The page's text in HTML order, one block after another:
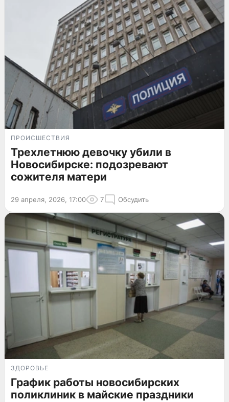
ПРОИСШЕСТВИЯ
Трехлетнюю девочку убили в
Новосибирске: подозревают
сожителя матери
29 апреля, 2026, 17:00 7 Обсудить
ЗДОРОВЬЕ
График работы новосибирских
поликлиник в майские праздники